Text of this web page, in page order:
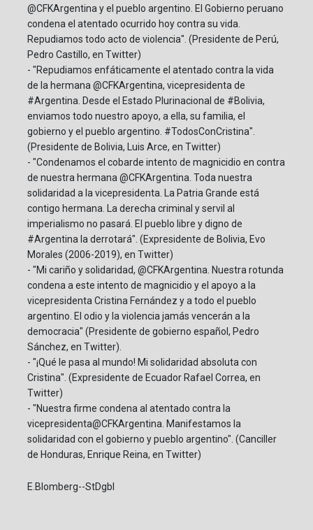
@CFKArgentina y el pueblo argentino. El Gobierno peruano
condena el atentado ocurrido hoy contra su vida.
Repudiamos todo acto de violencia". (Presidente de Perú,
Pedro Castillo, en Twitter)
- "Repudiamos enfáticamente el atentado contra la vida
de la hermana @CFKArgentina, vicepresidenta de
#Argentina. Desde el Estado Plurinacional de #Bolivia,
enviamos todo nuestro apoyo, a ella, su familia, el
gobierno y el pueblo argentino. #TodosConCristina".
(Presidente de Bolivia, Luis Arce, en Twitter)
- "Condenamos el cobarde intento de magnicidio en contra
de nuestra hermana @CFKArgentina. Toda nuestra
solidaridad a la vicepresidenta. La Patria Grande está
contigo hermana. La derecha criminal y servil al
imperialismo no pasará. El pueblo libre y digno de
#Argentina la derrotará". (Expresidente de Bolivia, Evo
Morales (2006-2019), en Twitter)
- "Mi cariño y solidaridad, @CFKArgentina. Nuestra rotunda
condena a este intento de magnicidio y el apoyo a la
vicepresidenta Cristina Fernández y a todo el pueblo
argentino. El odio y la violencia jamás vencerán a la
democracia" (Presidente de gobierno español, Pedro
Sánchez, en Twitter).
- "¡Qué le pasa al mundo! Mi solidaridad absoluta con
Cristina". (Expresidente de Ecuador Rafael Correa, en
Twitter)
- "Nuestra firme condena al atentado contra la
vicepresidenta@CFKArgentina. Manifestamos la
solidaridad con el gobierno y pueblo argentino". (Canciller
de Honduras, Enrique Reina, en Twitter)
E.Blomberg--StDgbl